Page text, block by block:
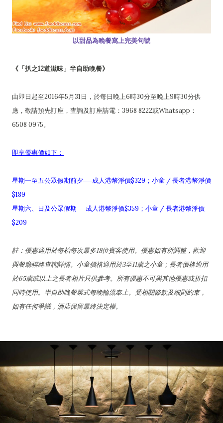
以甜品為晚餐寫上完美句號
《「扒之12道滋味」半自助晚餐》
由即日起至2016年5月31日，於每日晚上6時30分至晚上9時30分供
應，敬請預先訂座，查詢及訂座請電：3968 8222或Whatsapp：
6508 0975。
即享優惠價如下：
星期一至五公眾假期前夕──成人港幣淨價$329；小童 / 長者港幣淨價
$189
星期六、日及公眾假期──成人港幣淨價$359；小童 / 長者港幣淨價
$209
註：優惠適用於每枱每次最多18位賓客使用。優惠如有所調整，歡迎
與餐廳聯絡查詢詳情。小童價格適用於3至11歲之小童；長者價格適用
於65歲或以上之長者相片只供參考。所有優惠不可與其他優惠或折扣
同時使用。半自助晚餐菜式每晚輪流奉上。受相關條款及細則約束，
如有任何爭議，酒店保留最終決定權。